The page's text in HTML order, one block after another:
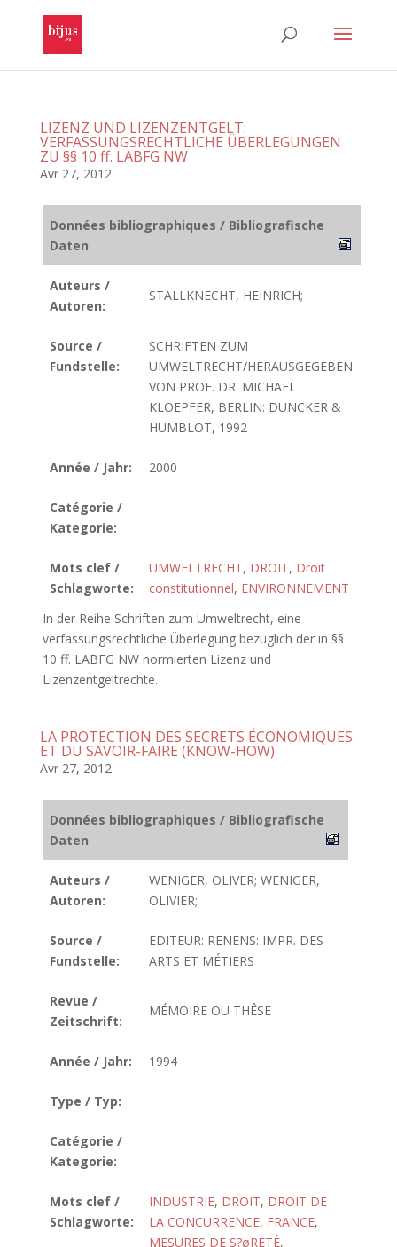
LIZENZ UND LIZENZENTGELT:
VERFASSUNGSRECHTLICHE ÜBERLEGUNGEN
ZU §§ 10 ff. LABFG NW
Avr 27, 2012
Données bibliographiques / Bibliografische
Daten
Auteurs /
Autoren:
STALLKNECHT, HEINRICH;
Source /
Fundstelle:
SCHRIFTEN ZUM
UMWELTRECHT/HERAUSGEGEBEN
VON PROF. DR. MICHAEL
KLOEPFER, BERLIN: DUNCKER &
HUMBLOT, 1992
Année / Jahr: 2000
Catégorie /
Kategorie:
Mots clef /
Schlagworte:
UMWELTRECHT, DROIT, Droit
constitutionnel, ENVIRONNEMENT
In der Reihe Schriften zum Umweltrecht, eine
verfassungsrechtliche Überlegung bezüglich der in §§
10 ff. LABFG NW normierten Lizenz und
Lizenzentgeltrechte.
LA PROTECTION DES SECRETS ÉCONOMIQUES
ET DU SAVOIR-FAIRE (KNOW-HOW)
Avr 27, 2012
Données bibliographiques / Bibliografische
Daten
Auteurs /
Autoren:
WENIGER, OLIVER; WENIGER,
OLIVIER;
Source /
Fundstelle:
EDITEUR: RENENS: IMPR. DES
ARTS ET MÉTIERS
Revue /
Zeitschrift:
MÉMOIRE OU THÊSE
Année / Jahr: 1994
Type / Typ:
Catégorie /
Kategorie:
Mots clef /
Schlagworte:
INDUSTRIE, DROIT, DROIT DE
LA CONCURRENCE, FRANCE,
MESURES DE S?øRETÉ,